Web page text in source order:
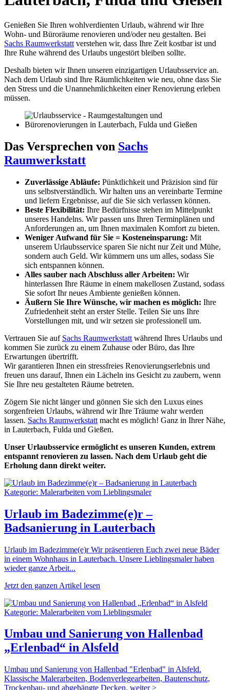
Genießen Sie Ihren wohlverdienten Urlaub, während wir Ihre
Wohn- und Büroräume renovieren und/oder neu gestalten. Bei
Sachs Raumwerkstatt verstehen wir, dass Ihre Zeit kostbar ist und
Ihre Ruhe während des Urlaubs ungestört bleiben sollte.
Deshalb bieten wir Ihnen unseren einzigartigen Urlaubsservice an.
Nach dem Urlaub sind Ihre Räumlichkeiten wie neu, ohne dass Sie
den Stress und die Unannehmlichkeiten einer Renovierung erleben
müssen.
Das Versprechen von Sachs
Raumwerkstatt
Zuverlässige Abläufe: Pünktlichkeit und Präzision sind für
uns selbstverständlich. Wir halten uns an vereinbarte Termine
und liefern Ergebnisse, auf die Sie sich verlassen können.
Beste Flexibilität: Ihre Bedürfnisse stehen im Mittelpunkt
unseres Handelns. Wir passen uns Ihren Terminplänen und
Anforderungen an, um Ihnen maximalen Komfort zu bieten.
Weniger Aufwand für Sie = Kosteneinsparung: Mit
unserem Urlaubsservice sparen Sie nicht nur Zeit und Mühe,
sondern auch Geld. Wir kümmern uns um alles, sodass Sie
sich entspannen können.
Alles sauber nach Abschluss aller Arbeiten: Wir
hinterlassen Ihre Räume in einem makellosen Zustand, sodass
Sie sofort Ihr neues Ambiente genießen können.
Äußern Sie Ihre Wünsche, wir machen es möglich: Ihre
Zufriedenheit steht an erster Stelle. Teilen Sie uns Ihre
Vorstellungen mit, und wir setzen sie professionell um.
Vertrauen Sie auf Sachs Raumwerkstatt während Ihres Urlaubs und
kommen Sie zurück zu einem Zuhause oder Büro, das Ihre
Erwartungen übertrifft.
Wir garantieren Ihnen ein stressfreies Renovierungserlebnis und
freuen uns darauf, Ihnen ein Lächeln ins Gesicht zu zaubern, wenn
Sie Ihre neu gestalteten Räume betreten.
Zögern Sie nicht länger und gönnen Sie sich den Luxus eines
sorgenfreien Urlaubs, während wir Ihre Träume wahr werden
lassen. Sachs Raumwerkstatt macht es möglich! Ganz in Ihrer Nähe,
in Lauterbach, Fulda und Gießen.
Unser Urlaubsservice ermöglicht es unseren Kunden, extrem
entspannt renovieren zu lassen. Nach dem Urlaub geht die
Erholung dann direkt weiter.
Kategorie: Malerarbeiten vom Lieblingsmaler
Urlaub im Badezimme(e)r –
Badsanierung in Lauterbach
Urlaub im Badezimme(e)r Wir präsentieren Euch zwei neue Bäder
in einem Wohnhaus in Lauterbach. Unsere Lieblingsmaler haben
wieder ganze Arbeit...
Jetzt den ganzen Artikel lesen
Kategorie: Malerarbeiten vom Lieblingsmaler
Umbau und Sanierung von Hallenbad
„Erlenbad“ in Alsfeld
Umbau und Sanierung von Hallenbad "Erlenbad" in Alsfeld.
Klassische Malerarbeiten, Bodenverlegearbeiten, Bautenschutz,
Trockenbau- und abgehängte Decken. weiter >